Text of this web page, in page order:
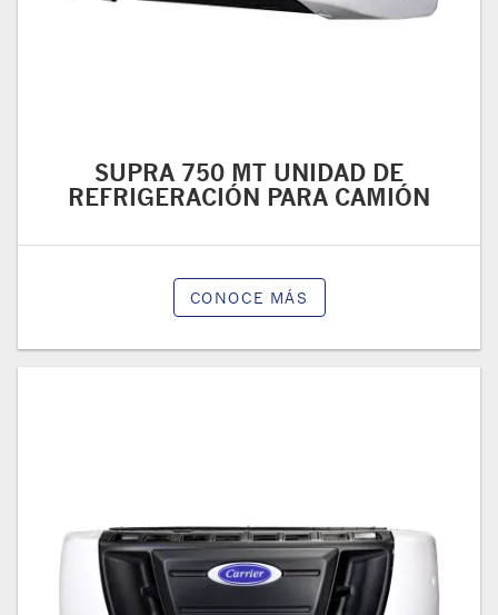
SUPRA 750 MT UNIDAD DE
REFRIGERACIÓN PARA CAMIÓN
CONOCE MÁS